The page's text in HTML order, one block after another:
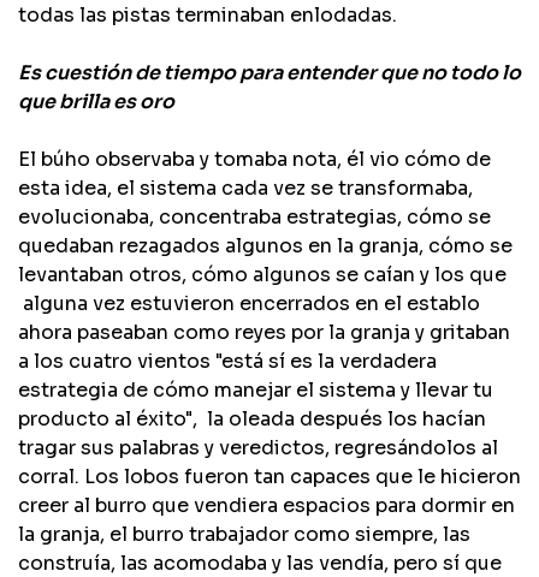
todas las pistas terminaban enlodadas.
​Es cuestión de tiempo para entender que no todo lo
que brilla es oro
El búho observaba y tomaba nota, él vio cómo de
esta idea, el sistema cada vez se transformaba,
evolucionaba, concentraba estrategias, cómo se
quedaban rezagados algunos en la granja, cómo se
levantaban otros, cómo algunos se caían y los que
alguna vez estuvieron encerrados en el establo
ahora paseaban como reyes por la granja y gritaban
a los cuatro vientos "está sí es la verdadera
estrategia de cómo manejar el sistema y llevar tu
producto al éxito", la oleada después los hacían
tragar sus palabras y veredictos, regresándolos al
corral. Los lobos fueron tan capaces que le hicieron
creer al burro que vendiera espacios para dormir en
la granja, el burro trabajador como siempre, las
construía, las acomodaba y las vendía, pero sí que